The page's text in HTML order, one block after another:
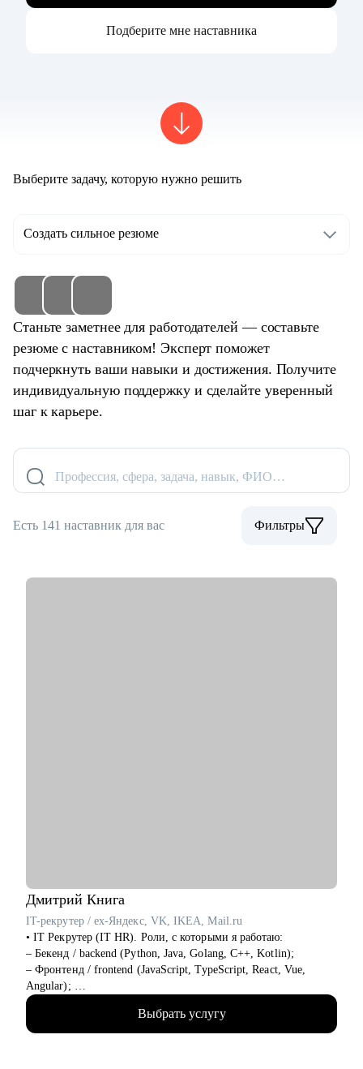
Подберите мне наставника
Выберите задачу, которую нужно решить
Создать сильное резюме
Станьте заметнее для работодателей — составьте
резюме с наставником! Эксперт поможет
подчеркнуть ваши навыки и достижения. Получите
индивидуальную поддержку и сделайте уверенный
шаг к карьере.
Профессия, сфера, задача, навык, ФИО…
Есть 141 наставник для вас Фильтры
Дмитрий Книга
IT-рекрутер / ex-Яндекс, VK, IKEA, Mail.ru
• IT Рекрутер (IT HR). Роли, с которыми я работаю:
– Бекенд / backend (Python, Java, Golang, C++, Kotlin);
– Фронтенд / frontend (JavaScript, TypeScript, React, Vue,
Angular);
– Фуллстек / fullstack (React, Node.js, Python, PostgreSQL,
– Мобильная разработка (iOS и Android: Swift, Kotlin, Java);
Выбрать услугу